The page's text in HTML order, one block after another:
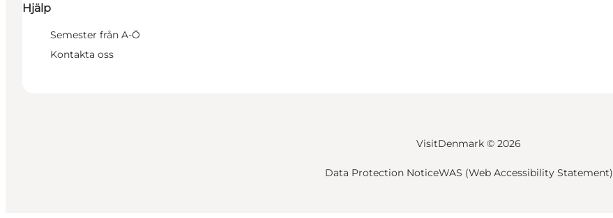
Hjälp
Semester från A-Ö
Kontakta oss
VisitDenmark © 2026
Data Protection NoticeWAS (Web Accessibility Statement)